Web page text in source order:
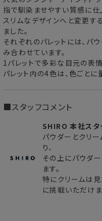
中国・四国・九州
沖縄県・離島
※以下に該当する場合、上記
・交通状況や天候による遅延
・ラッピングのご注文、繁
・ご注文内容の確認にお時
指で馴染ませやすい質感に仕
スリムなデザインへと変更す
ました。
それぞれのパレットには、パ
み合わせています。
1パレットで多彩な目元の表情
パレット内の4色は、色ごとに
■スタッフコメント
SHIRO 本社スタ
パウダーとクリ
り、
その上にパウダ
ます。
特にクリームは
に挑戦いただけま